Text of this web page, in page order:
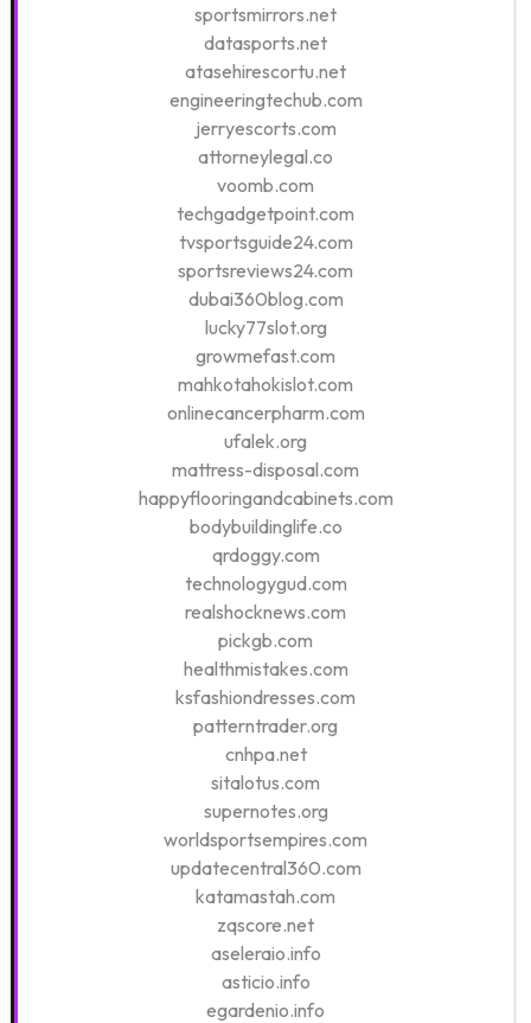
sportsmirrors.net
datasports.net
atasehirescortu.net
engineeringtechub.com
jerryescorts.com
attorneylegal.co
voomb.com
techgadgetpoint.com
tvsportsguide24.com
sportsreviews24.com
dubai360blog.com
lucky77slot.org
growmefast.com
mahkotahokislot.com
onlinecancerpharm.com
ufalek.org
mattress-disposal.com
happyflooringandcabinets.com
bodybuildinglife.co
qrdoggy.com
technologygud.com
realshocknews.com
pickgb.com
healthmistakes.com
ksfashiondresses.com
patterntrader.org
cnhpa.net
sitalotus.com
supernotes.org
worldsportsempires.com
updatecentral360.com
katamastah.com
zqscore.net
aseleraio.info
asticio.info
egardenio.info